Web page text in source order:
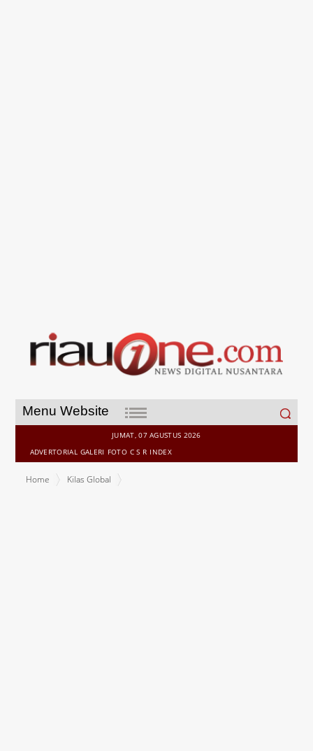
Menu Website
Search
for:
JUMAT, 07 AGUSTUS 2026
ADVERTORIAL GALERI FOTO C S R INDEX
Home
Kilas Global